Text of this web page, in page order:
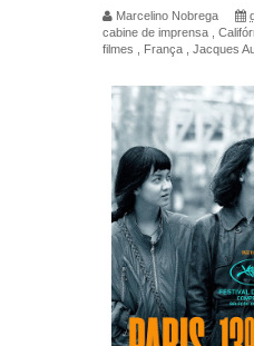
Marcelino Nobrega
cabine de imprensa
filmes
França Jacques